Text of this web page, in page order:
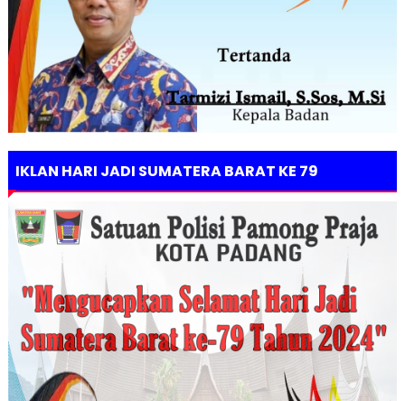
IKLAN HARI JADI SUMATERA BARAT KE 79